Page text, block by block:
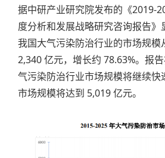
据中研产业研究院发布的《2019-
度分析和发展战略研究咨询报告
我国大气污染防治行业的市场规模
2,340 亿元，增长约 78.63%。报
气污染防治行业市场规模将继续快
市场规模将达到 5,019 亿元。